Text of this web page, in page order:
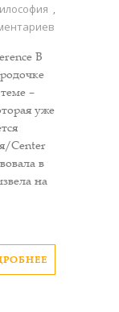
,
В
–
уже
Center
в
на